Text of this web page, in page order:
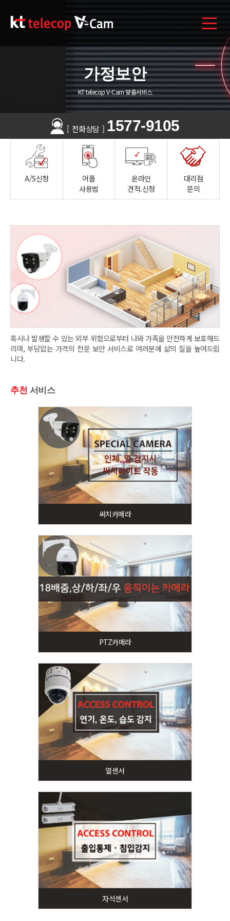
가정보안
KT telecop V-Cam 맞춤서비스
[ 전화상담 ] 1577-9105
A/S신청
어플
사용법
온라인
견적.신청
대리점
문의
혹시나 발생할 수 있는 외부 위험으로부터 나와 가족을 안전하게 보호해드
리며, 부담없는 가격의 전문 보안 서비스로 여러분에 삶의 질을 높여드립
니다.
추천 서비스
써치카메라
PTZ카메라
열센서
자석센서